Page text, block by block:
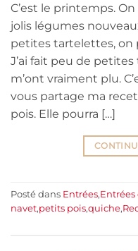
C’est le printemps.
jolis légumes
petites tartelettes, on
J’ai fait peu de
m’ont vraiment plu.
vous partage ma
pois. Elle pourra […]
Posté dans Entrées,Entrées
navet,petits pois,quiche,